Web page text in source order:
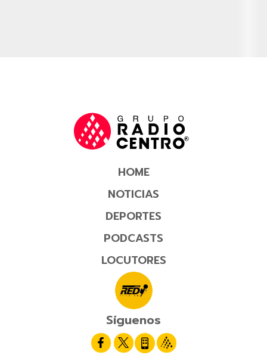
HOME
NOTICIAS
DEPORTES
PODCASTS
LOCUTORES
Síguenos